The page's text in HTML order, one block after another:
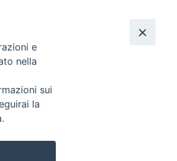
SEGUICI SU
e
nella
sui
la